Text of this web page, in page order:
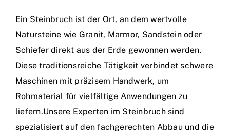
Ein Steinbruch ist der Ort, an dem wertvolle
Natursteine wie Granit, Marmor, Sandstein oder
Schiefer direkt aus der Erde gewonnen werden.
Diese traditionsreiche Tätigkeit verbindet schwere
Maschinen mit präzisem Handwerk, um
Rohmaterial für vielfältige Anwendungen zu
liefern.Unsere Experten im Steinbruch sind
spezialisiert auf den fachgerechten Abbau und die